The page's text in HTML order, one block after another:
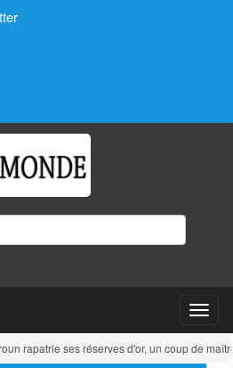
ses réserves d'or, un coup de maître